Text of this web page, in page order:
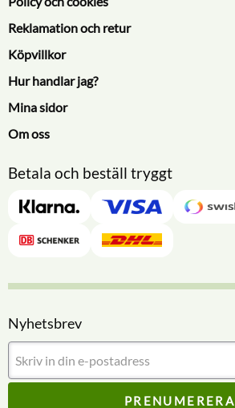
Reklamation och retur
Köpvillkor
Hur handlar jag?
Mina sidor
Om oss
Betala och beställ tryggt
Nyhetsbrev
PRENUMERERA